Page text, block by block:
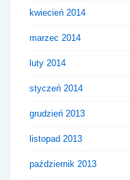
kwiecień 2014
marzec 2014
luty 2014
styczeń 2014
grudzień 2013
listopad 2013
październik 2013